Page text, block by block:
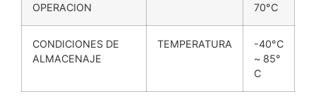
OPERACION
70°C
CONDICIONES DE
ALMACENAJE
TEMPERATURA
-40°C
~ 85°
C